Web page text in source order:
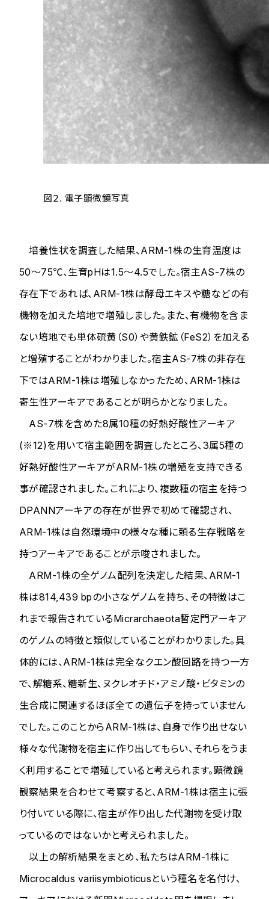
図２. 電子顕微鏡写真
培養性状を調査した結果、ARM-1株の生育温度は
50～75℃、生育pHは1.5～4.5でした。宿主AS-7株の
存在下であれば、ARM-1株は酵母エキスや糖などの有
機物を加えた培地で増殖しました。また、有機物を含ま
ない培地でも単体硫黄（S0）や黄鉄鉱（FeS2）を加える
と増殖することがわかりました。宿主AS-7株の非存在
下ではARM-1株は増殖しなかったため、ARM-1株は
寄生性アーキアであることが明らかとなりました。
AS-7株を含めた8属10種の好熱好酸性アーキア
(※12)を用いて宿主範囲を調査したところ、3属5種の
好熱好酸性アーキアがARM-1株の増殖を支持できる
事が確認されました。これにより、複数種の宿主を持つ
DPANNアーキアの存在が世界で初めて確認され、
ARM-1株は自然環境中の様々な種に頼る生存戦略を
持つアーキアであることが示唆されました。
ARM-1株の全ゲノム配列を決定した結果、ARM-1
株は814,439 bpの小さなゲノムを持ち、その特徴はこ
れまで報告されているMicrarchaeota暫定門アーキア
のゲノムの特徴と類似していることがわかりました。具
体的には、ARM-1株は完全なクエン酸回路を持つ一方
で、解糖系、糖新生、ヌクレオチド・アミノ酸・ビタミンの
生合成に関連するほぼ全ての遺伝子を持っていません
でした。このことからARM-1株は、自身で作り出せない
様々な代謝物を宿主に作り出してもらい、それらをうま
く利用することで増殖していると考えられます。顕微鏡
観察結果を合わせて考察すると、ARM-1株は宿主に張
り付いている際に、宿主が作り出した代謝物を受け取
っているのではないかと考えられました。
以上の解析結果をまとめ、私たちはARM-1株に
Microcaldus variisymbioticus という種名を名付け、